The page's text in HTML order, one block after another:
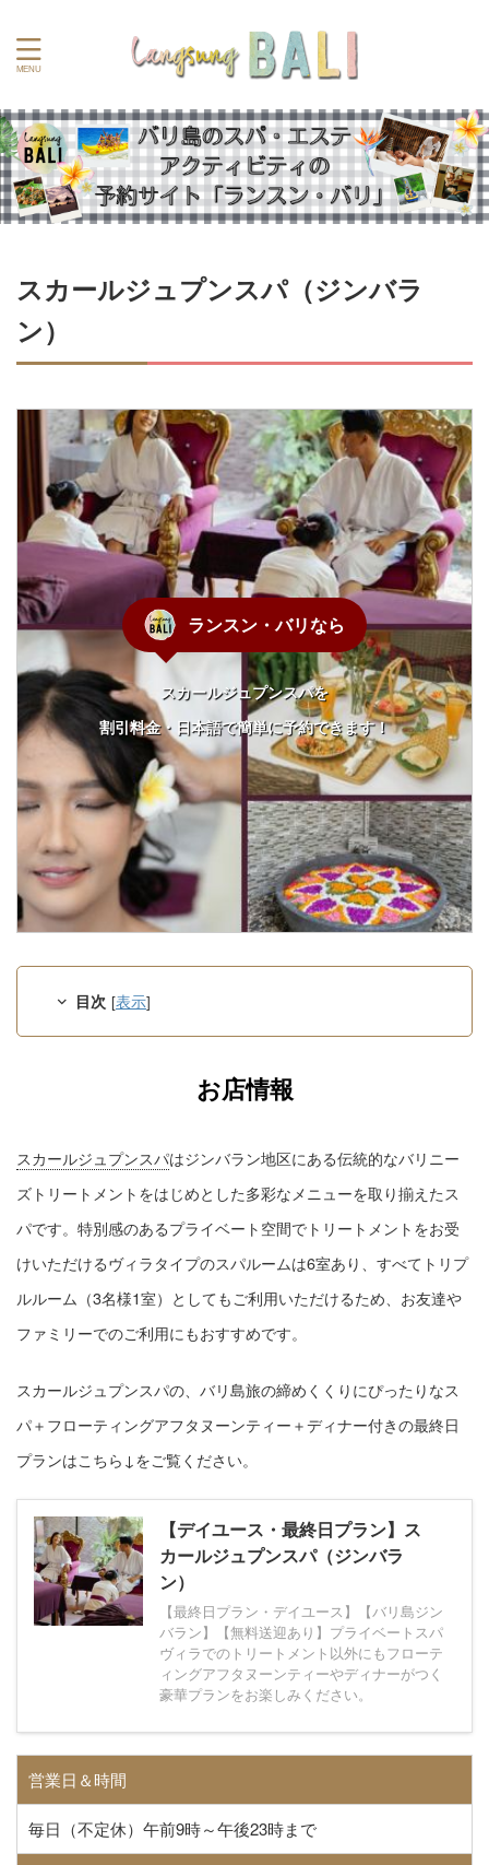
スカールジュプンスパ（ジンバラ
ン）
ランスン・バリなら
スカールジュプンスパを
割引料金・日本語で簡単に予約できます！
目次 [表示]
お店情報
スカールジュプンスパはジンバラン地区にある伝統的なバリニー
ズトリートメントをはじめとした多彩なメニューを取り揃えたス
パです。特別感のあるプライベート空間でトリートメントをお受
けいただけるヴィラタイプのスパルームは6室あり、すべてトリプ
ルルーム（3名様1室）としてもご利用いただけるため、お友達や
ファミリーでのご利用にもおすすめです。
スカールジュプンスパの、バリ島旅の締めくくりにぴったりなス
パ＋フローティングアフタヌーンティー＋ディナー付きの最終日
プランはこちら↓をご覧ください。
【デイユース・最終日プラン】ス
カールジュプンスパ（ジンバラ
ン）
【最終日プラン・デイユース】【バリ島ジン
バラン】【無料送迎あり】プライベートスパ
ヴィラでのトリートメント以外にもフローテ
ィングアフタヌーンティーやディナーがつく
豪華プランをお楽しみください。
営業日＆時間
毎日（不定休）午前9時～午後23時まで